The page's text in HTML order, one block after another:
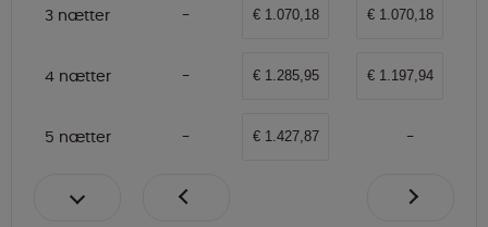
3 nætter € 1.070,18 € 1.070,18
4 nætter € 1.285,95 € 1.197,94
5 nætter € 1.427,87